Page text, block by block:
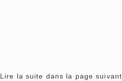
Lire la suite dans la page